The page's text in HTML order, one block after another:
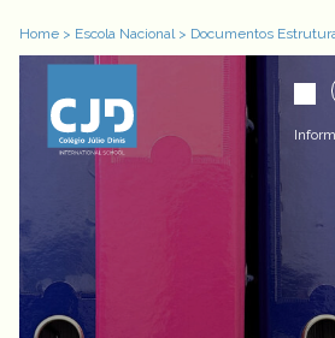
Home > Escola Nacional> Documentos